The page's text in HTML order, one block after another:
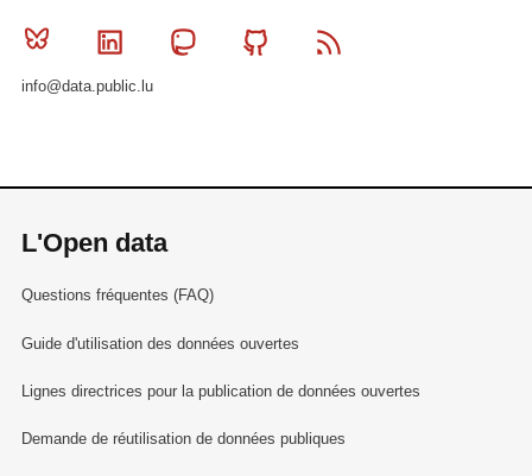
Bluesky Linkedin MastodonGithub
info@data.public.lu
L'Open data
Questions fréquentes (FAQ)
Guide d'utilisation des données ouvertes
Lignes directrices pour la publication de données ouvertes
Demande de réutilisation de données publiques